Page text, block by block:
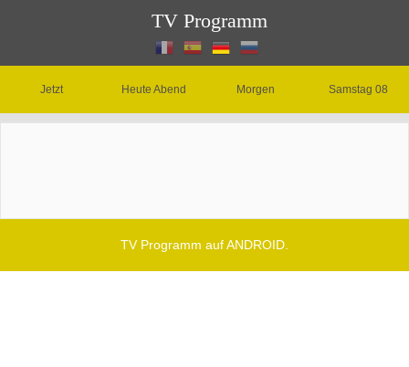
TV Programm
Jetzt Heute Abend Morgen Samstag 08
TV Programm auf ANDROID.